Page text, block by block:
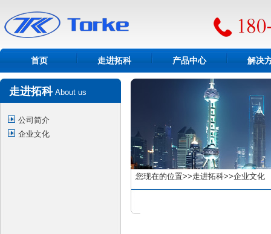
首页 走进拓科 产品中心 解决
走进拓科About us
公司简介
企业文化
您现在的位置>>走进拓科>>企业文化